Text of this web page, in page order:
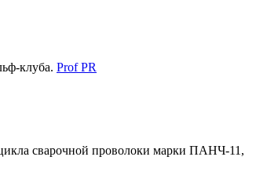
клуба. Prof PR
сварочной проволоки марки ПАНЧ-11,